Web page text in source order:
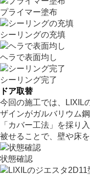
プライマー塗布
シーリングの充填
ヘラで表面均し
シーリング完了
ドア取替
今回の施工では、LIXIL
ザインがガルバリウム
「カバー工法」を採り
被せることで、壁や床
状態確認